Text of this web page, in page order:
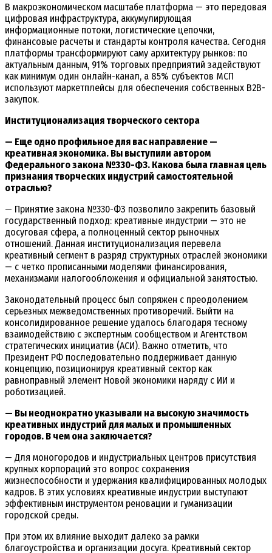
В макроэкономическом масштабе платформа — это передовая
цифровая инфраструктура, аккумулирующая
информационные потоки, логистические цепочки,
финансовые расчеты и стандарты контроля качества. Сегодня
платформы трансформируют саму архитектуру рынков: по
актуальным данным, 91% торговых предприятий задействуют
как минимум один онлайн-канал, а 85% субъектов МСП
используют маркетплейсы для обеспечения собственных B2B-
закупок.
Институционализация творческого сектора
— Еще одно профильное для вас направление —
креативная экономика. Вы выступили автором
Федерального закона №330-ФЗ. Какова была главная цель
признания творческих индустрий самостоятельной
отраслью?
— Принятие закона №330-ФЗ позволило закрепить базовый
государственный подход: креативные индустрии — это не
досуговая сфера, а полноценный сектор рыночных
отношений. Данная институционализация перевела
креативный сегмент в разряд структурных отраслей экономики
— с четко прописанными моделями финансирования,
механизмами налогообложения и официальной занятостью.
Законодательный процесс был сопряжен с преодолением
серьезных межведомственных противоречий. Выйти на
консолидированное решение удалось благодаря тесному
взаимодействию с экспертным сообществом и Агентством
стратегических инициатив (АСИ). Важно отметить, что
Президент РФ последовательно поддерживает данную
концепцию, позиционируя креативный сектор как
равноправный элемент Новой экономики наряду с ИИ и
роботизацией.
— Вы неоднократно указывали на высокую значимость
креативных индустрий для малых и промышленных
городов. В чем она заключается?
— Для моногородов и индустриальных центров присутствия
крупных корпораций это вопрос сохранения
жизнеспособности и удержания квалифицированных молодых
кадров. В этих условиях креативные индустрии выступают
эффективным инструментом реновации и гуманизации
городской среды.
При этом их влияние выходит далеко за рамки
благоустройства и организации досуга. Креативный сектор